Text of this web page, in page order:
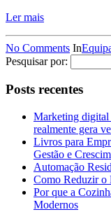
Ler mais
No Comments In
Pesquisar por:
Posts recentes
Marketing digital
realmente gera
Livros para
Gestão e
Automação
Como Reduzir o
Por que a
Modernos